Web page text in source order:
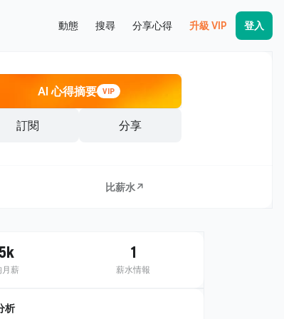
動態 搜尋 分享心得 升級 VIP 登入
AI 心得摘要 VIP
訂閱 分享
比薪水↗
月薪
1
薪水情報
析